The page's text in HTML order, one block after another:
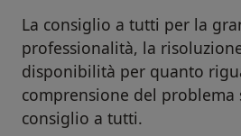
La consiglio a tutti per la
professionalità, la
disponibilità per quanto
comprensione del problema
consiglio a tutti.